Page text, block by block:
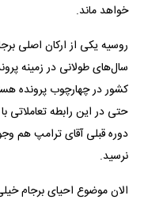
خواهد ماند.
روسیه یکی از ارکان اصلی
سال‌های طولانی در زمینه
کشور در چهارچوب پرونده
حتی در این رابطه تعاملاتی
دوره قبلی آقای ترامپ هم
نرسید.
الان موضوع احیای برجام